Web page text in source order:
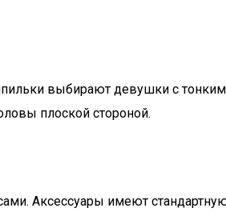
выбирают девушки с
плоской стороной.
Аксессуары имеют